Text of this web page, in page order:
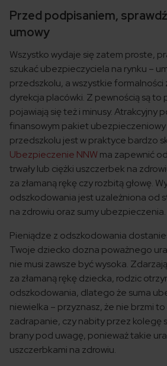
Przed podpisaniem,
umowy
Wszystko wydaje się zatem proste,
szukać ubezpieczyciela na rynku –
przedszkolu, a wszystkie formalności
dyrekcja placówki. Z pewnością są to
pojawiają się też i minusy. Atrakcyjny
finansowym pakiet
przedszkolu jest w praktyce bardzo
Ubezpieczenie NNWma zapewnić
trwały lub ciężki uszczerbek na
za złamaną rękę czy rozbitą głowę.
odszkodowania jest uzależniona od
na zdrowiu oraz sumy ubezpieczenia.
Pieniądze z odszkodowania
Twoje dziecko dozna poważnego
nie musi zawsze być wysoka.
za złamaną rękę dziecka, rodzic
odszkodowania, dlatego że suma
niewielka – przyznasz, że nie brzmi
zadrapanie, czy nabity przez kolegę
brany pod uwagę, ponieważ takie
uszczerbkami na zdrowiu.